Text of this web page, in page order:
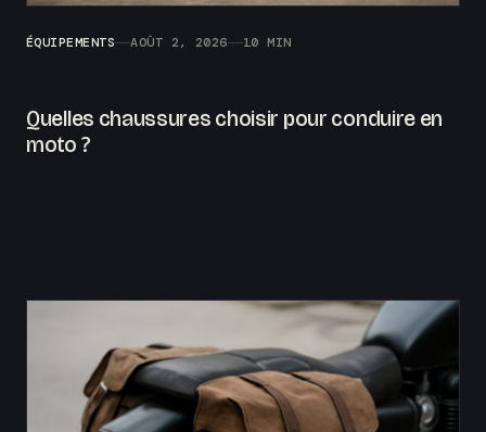
ÉQUIPEMENTS AOÛT 2, 2026 10 MIN
Quelles chaussures choisir pour conduire en
moto ?